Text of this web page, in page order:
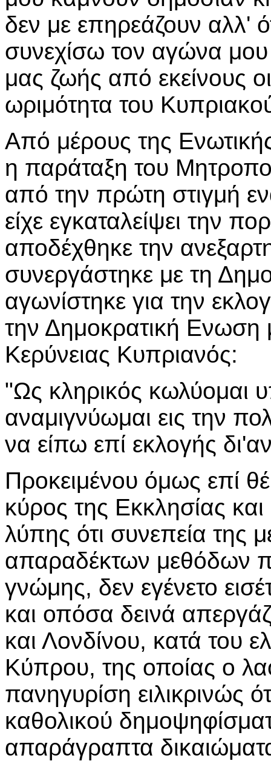
δεν με επηρεάζουν αλλ'
συνεχίσω τον αγώνα μου
μας ζωής από εκείνους
ωριμότητα του
Από μέρους της
η παράταξη του
από την πρώτη στιγμή
είχε εγκαταλείψει την
αποδέχθηκε την
συνεργάστηκε με τη
αγωνίστηκε για την
την Δημοκρατική Ενωση
Κερύνειας Κυπριανός:
"Ως κληρικός κωλύομαι
αναμιγνύωμαι εις την
να είπω επί εκλογής
Προκειμένου όμως επί
κύρος της Εκκλησίας
λύπης ότι συνεπεία της
απαραδέκτων μεθόδων
γνώμης, δεν εγένετο
και οπόσα δεινά
και Λονδίνου, κατά του
Κύπρου, της οποίας ο
πανηγυρίση ειλικρινώς
καθολικού
απαράγραπτα